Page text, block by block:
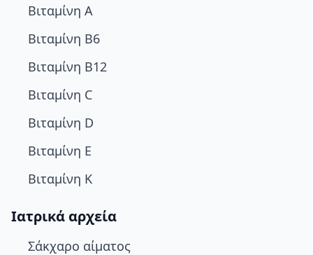
Βιταμίνη A
Βιταμίνη B6
Βιταμίνη B12
Βιταμίνη C
Βιταμίνη D
Βιταμίνη E
Βιταμίνη K
Ιατρικά αρχεία
Σάκχαρο αίματος